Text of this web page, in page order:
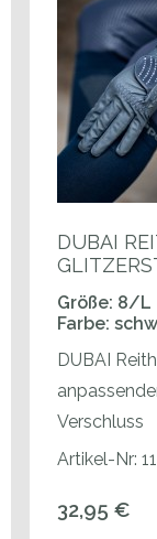
DUBAI
Größe: 8/L
Farbe:
DUBAI
Verschluss
Artikel-Nr:
32,95 €